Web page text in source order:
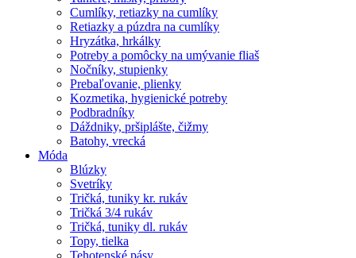
Cumlíky, retiazky na cumlíky
Retiazky a púzdra na cumlíky
Hryzátka, hrkálky
Potreby a pomôcky na umývanie fliaš
Nočníky, stupienky
Prebaľovanie, plienky
Kozmetika, hygienické potreby
Podbradníky
Dáždniky, pršiplášte, čižmy
Batohy, vrecká
Móda
Blúzky
Svetríky
Tričká, tuniky kr. rukáv
Tričká 3/4 rukáv
Tričká, tuniky dl. rukáv
Topy, tielka
Tehotenské pásy